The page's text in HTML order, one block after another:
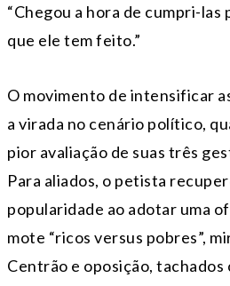
“Chegou a hora de cumpri-las
que ele tem feito.”
O movimento de intensificar
a virada no cenário político,
pior avaliação de suas três
Para aliados, o petista
popularidade ao adotar uma
mote “ricos versus pobres”,
Centrão e oposição,